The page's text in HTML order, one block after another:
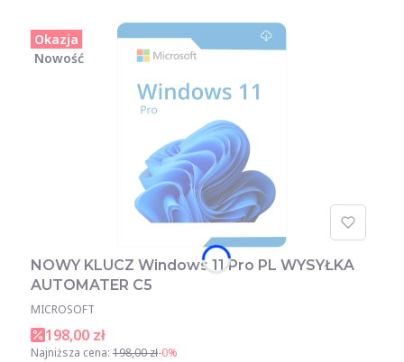
Okazja
Nowość
NOWY KLUCZ Windows 11 Pro PL WYSYŁKA
AUTOMATER C5
MICROSOFT
198,00 zł
Najniższa cena: 198,00 zł-0%